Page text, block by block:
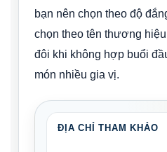
bạn nên chọn theo độ
chọn theo tên thương
đôi khi không hợp buổi
món nhiều gia vị.
ĐỊA CHỈ THAM KHẢO